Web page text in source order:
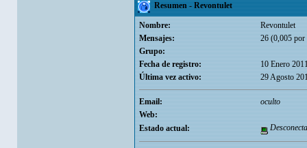
Resumen - Revontulet
Nombre:
Revontulet
Mensajes:
26 (0,005 por
Grupo:
Fecha de registro:
10 Enero
Última vez activo:
29 Agosto
Email:
oculto
Web:
Estado actual: